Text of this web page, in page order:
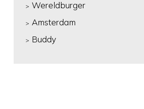
Wereldburger
Amsterdam
Buddy